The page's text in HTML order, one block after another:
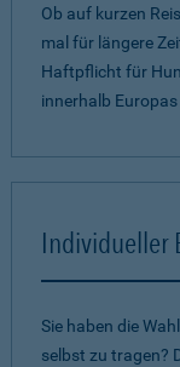
Ob auf kurzen
mal für längere
Haftpflicht für
innerhalb
Individueller
Sie haben die
selbst zu tragen?